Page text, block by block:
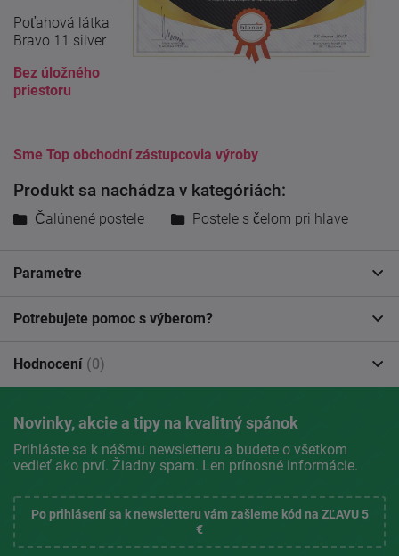
Poťahová látka
Bravo 11 silver
Bez úložného
priestoru
Sme Top obchodní zástupcovia výroby
Produkt sa nachádza v kategóriách:
Čalúnené postele Postele s čelom pri hlave
Parametre
Potrebujete pomoc s výberom?
Hodnocení (0)
Novinky, akcie a tipy na kvalitný spánok
Prihláste sa k nášmu newsletteru a budete o všetkom
vedieť ako prví. Žiadny spam. Len prínosné informácie.
Po prihlásení sa k newsletteru vám zašleme kód na ZĽAVU 5
€